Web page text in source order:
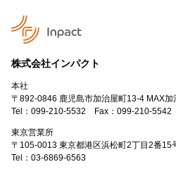
株式会社インパクト
本社
〒892-0846 鹿児島市加治屋町13-4 MAX加
Tel： 099-210-5532 Fax：099-210-5542
東京営業所
〒105-0013 東京都港区浜松町2丁目2番15
Tel： 03-6869-6563